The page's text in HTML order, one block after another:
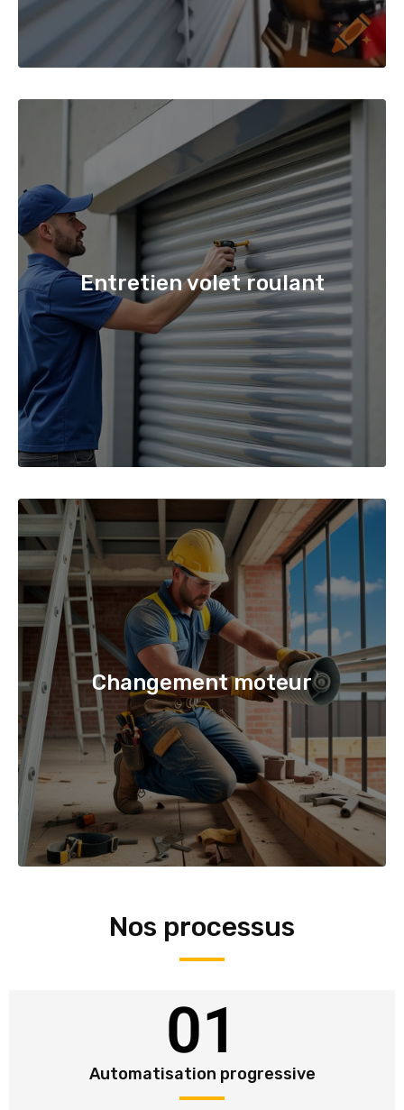
Entretien volet roulant
Changement moteur
Nos processus
01
Automatisation progressive